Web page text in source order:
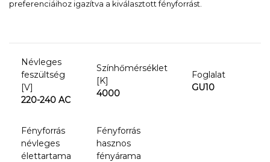
preferenciáihoz igazítva a kiválasztott fényforrást.
Névleges
feszültség
[V]
220-240 AC
Színhőmérséklet
[K]
4000
Foglalat
GU10
Fényforrás
névleges
élettartama
Fényforrás
hasznos
fényárama